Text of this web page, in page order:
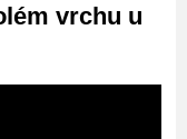
vrchu u